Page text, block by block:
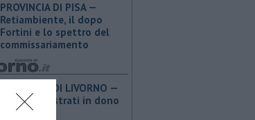
PROVINCIA DI PISA —
Retiambiente, il dopo
Fortini e lo spettro del
commissariamento
PROVINCIA DI LIVORNO —
Abiti sequestrati in dono
alla Caritas